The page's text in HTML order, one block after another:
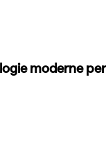
moderne